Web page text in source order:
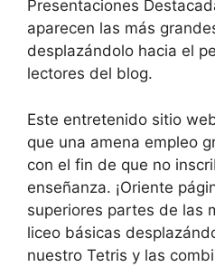
Presentaciones
aparecen las más
desplazándolo hacia el
lectores del blog.
Este entretenido sitio
que una amena empleo
con el fin de que no
enseñanza. ¡Oriente
superiores partes de las
liceo básicas
nuestro Tetris y las